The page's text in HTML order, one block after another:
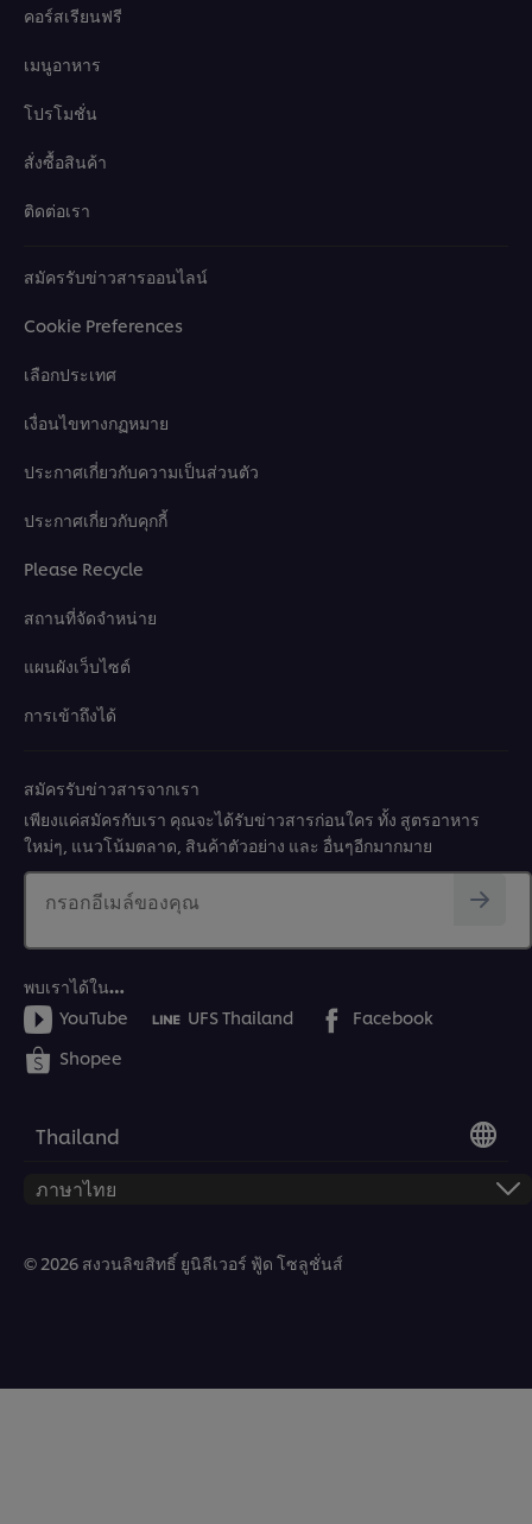
คอร์สเรียนฟรี
เมนูอาหาร
โปรโมชั่น
สั่งซื้อสินค้า
ติดต่อเรา
สมัครรับข่าวสารออนไลน์
Cookie Preferences
เลือกประเทศ
เงื่อนไขทางกฏหมาย
ประกาศเกี่ยวกับความเป็นส่วนตัว
ประกาศเกี่ยวกับคุกกี้
Please Recycle
สถานที่จัดจำหน่าย
แผนผังเว็บไซต์
การเข้าถึงได้
สมัครรับข่าวสารจากเรา
เพียงแค่สมัครกับเรา คุณจะได้รับข่าวสารก่อนใคร ทั้ง สูตรอาหาร
ใหม่ๆ, แนวโน้มตลาด, สินค้าตัวอย่าง และ อื่นๆอีกมากมาย
กรอกอีเมล์ของคุณ
พบเราได้ใน…
YouTube
UFS Thailand
Facebook
Shopee
Thailand
© 2026 สงวนลิขสิทธิ์ ยูนิลีเวอร์ ฟู้ด โซลูชั่นส์